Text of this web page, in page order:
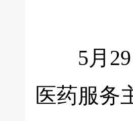
5月29
医药服务